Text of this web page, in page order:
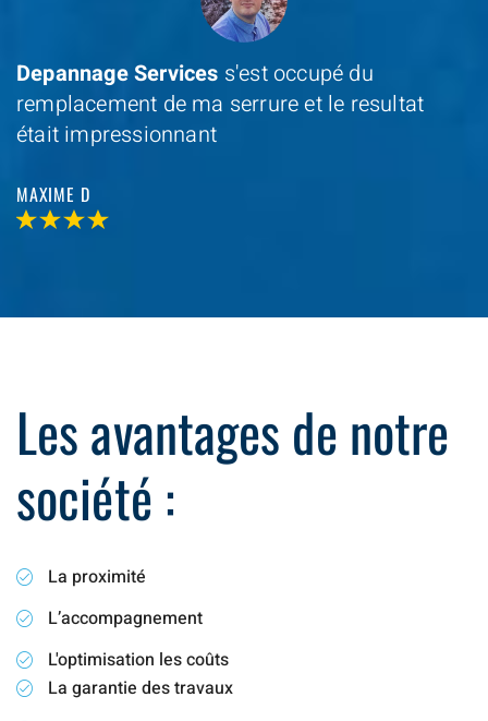
Depannage Services s'est occupé du
remplacement de ma serrure et le resultat
était impressionnant
MAXIME D
Les avantages de notre
société :
La proximité
L’accompagnement
L'optimisation les coûts
La garantie des travaux